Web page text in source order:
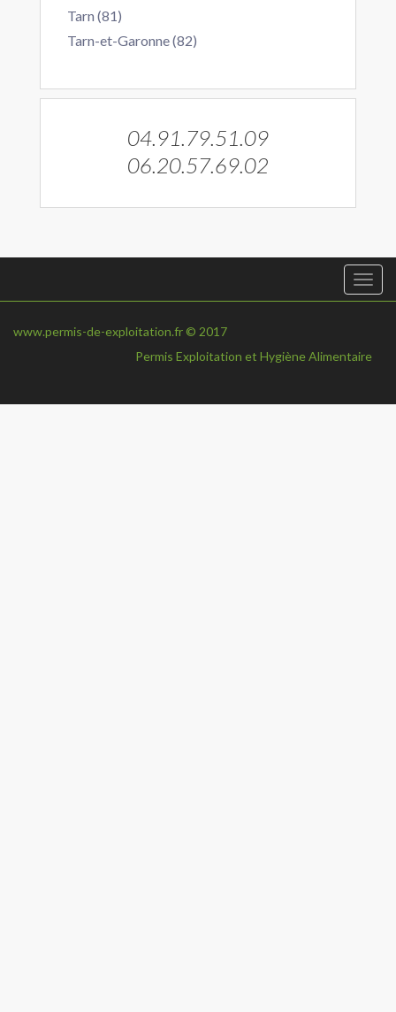
Tarn (81)
Tarn-et-Garonne (82)
04.91.79.51.09
06.20.57.69.02
www.permis-de-exploitation.fr © 2017
Permis Exploitation et Hygiène Alimentaire